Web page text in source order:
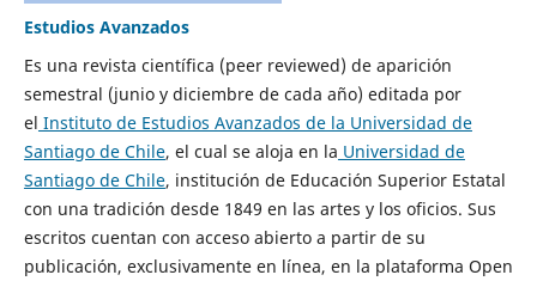
Estudios Avanzados
Es una revista científica (peer reviewed) de aparición
semestral (junio y diciembre de cada año) editada por
el Instituto de Estudios Avanzados de la Universidad de
Santiago de Chile, el cual se aloja en la Universidad de
Santiago de Chile, institución de Educación Superior Estatal
con una tradición desde 1849 en las artes y los oficios. Sus
escritos cuentan con acceso abierto a partir de su
publicación, exclusivamente en línea, en la plataforma Open